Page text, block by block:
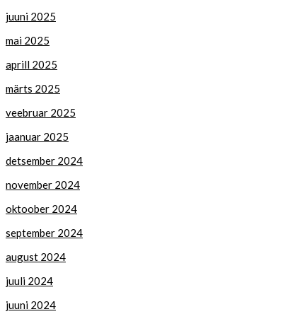
juuni 2025
mai 2025
aprill 2025
märts 2025
veebruar 2025
jaanuar 2025
detsember 2024
november 2024
oktoober 2024
september 2024
august 2024
juuli 2024
juuni 2024